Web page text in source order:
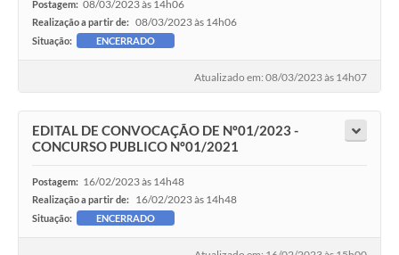
Postagem: 08/03/2023 às 14h06
Realização a partir de: 08/03/2023 às 14h06
Situação: ENCERRADO
Atualizado em: 08/03/2023 às 14h07
EDITAL DE CONVOCAÇÃO DE Nº01/2023 -
CONCURSO PUBLICO Nº01/2021
Postagem: 16/02/2023 às 14h48
Realização a partir de: 16/02/2023 às 14h48
Situação: ENCERRADO